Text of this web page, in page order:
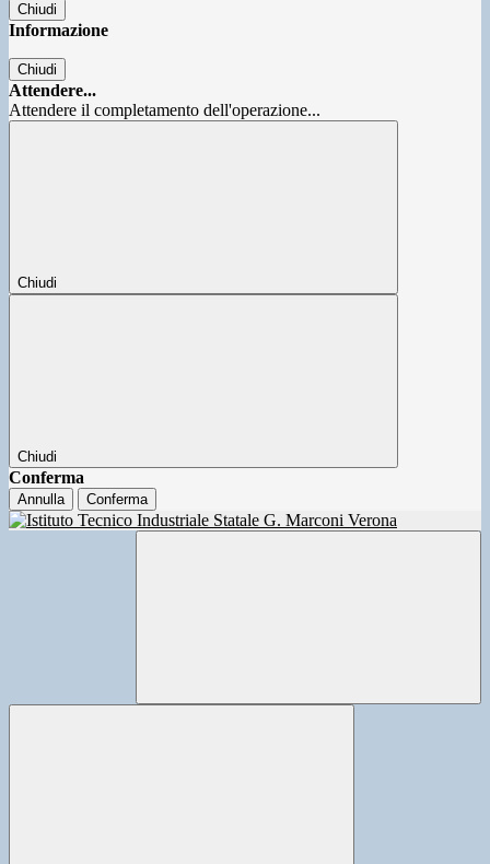
Chiudi
Informazione
Chiudi
Attendere...
Attendere il completamento dell'operazione...
Chiudi
Chiudi
Conferma
Annulla Conferma